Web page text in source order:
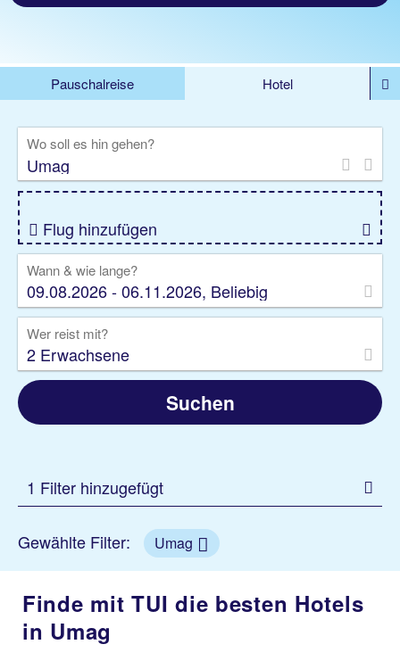
Pauschalreise
Hotel
Rundreise
Kreuzfahrt
Gruppenreise
Camper Privattransfer
Wo soll es hin gehen?
Flug hinzufügen
Wann & wie lange?
09.08.2026 - 06.11.2026, Beliebig
Wer reist mit?
2 Erwachsene
Suchen
1 Filter hinzugefügt
Gewählte Filter: Umag
Finde mit TUI die besten Hotels
in Umag